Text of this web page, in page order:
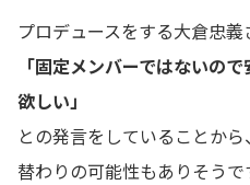
プロデュースをする大倉忠義
「固定メンバーではないの
欲しい」
との発言をしていることか
替わりの可能性もありそうで